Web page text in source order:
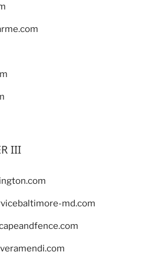
III
md.com